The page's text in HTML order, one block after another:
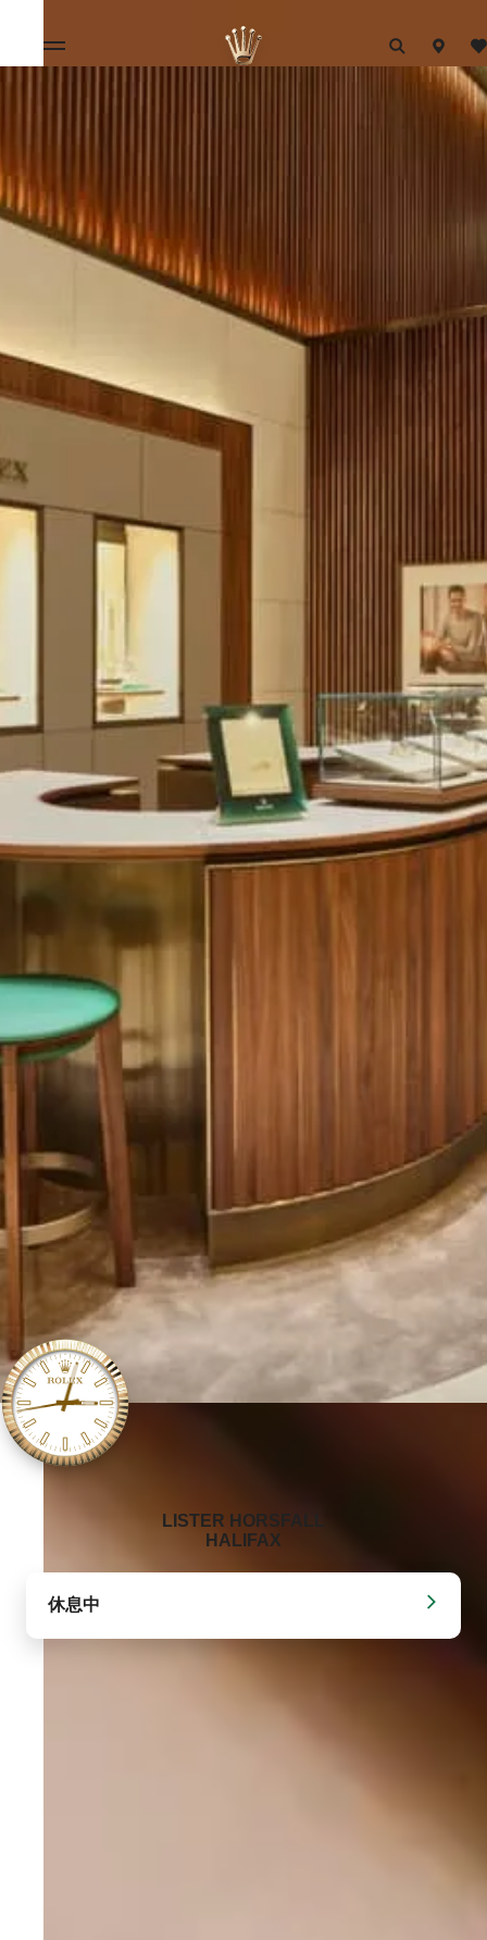
‭LISTER HORSFALL
HALIFAX‬
休息中